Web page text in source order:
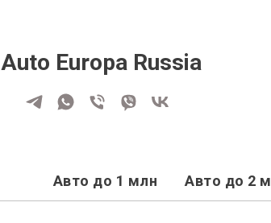
Auto Europa Russia
Авто до 1 млн Авто до 2